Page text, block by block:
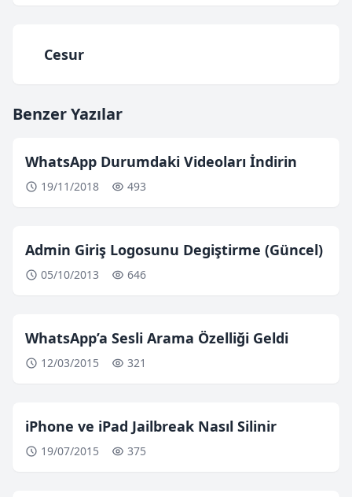
Cesur
Benzer Yazılar
WhatsApp Durumdaki Videoları İndirin
19/11/2018 493
Admin Giriş Logosunu Degiştirme (Güncel)
05/10/2013 646
WhatsApp’a Sesli Arama Özelliği Geldi
12/03/2015 321
iPhone ve iPad Jailbreak Nasıl Silinir
19/07/2015 375